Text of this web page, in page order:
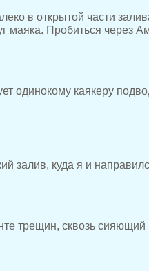
в открытой части
маяка. Пробиться через
одинокому каякеру
залив, куда я и
трещин, сквозь